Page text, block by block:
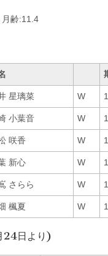
齢:11.4
星璃菜 W
小葉音 W
咲香 W
新心 W
さらら W
楓夏 W
24日より)